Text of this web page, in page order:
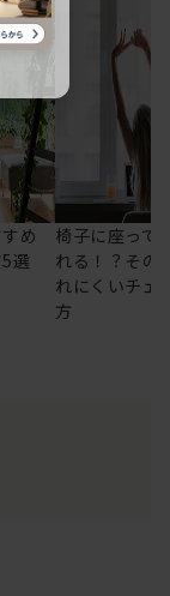
め
選
椅子に座って
れる！？その
れにくいチェ
方